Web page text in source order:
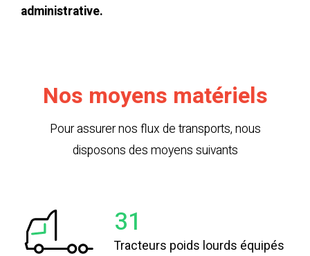
administrative.
Nos moyens matériels
Pour assurer nos flux de transports, nous
disposons des moyens suivants
31
Tracteurs poids lourds équipés